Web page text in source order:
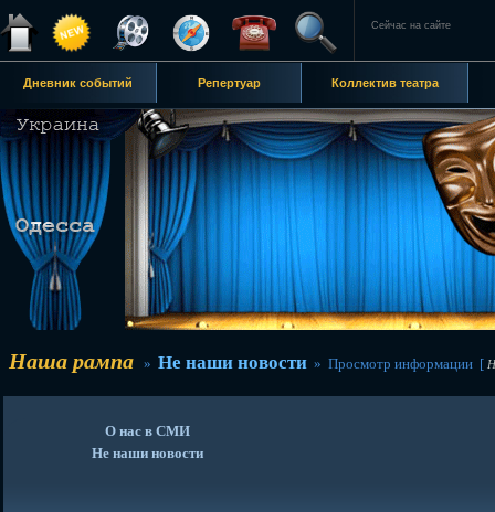
Сейчас на сайте
Дневник событий Репертуар Коллектив театра
Наша рампа » Не наши новости » Просмотр информации [
О нас в СМИ
Не наши новости